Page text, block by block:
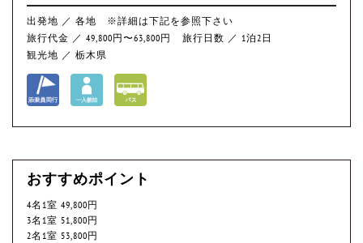
出発地 ／ 各地 ※詳細は下記を参照下さい
旅行代金 ／ 49,800円〜63,800円
旅行日数 ／ 1泊2日
観光地 ／ 栃木県
おすすめポイント
4名1室 49,800円
3名1室 51,800円
2名1室 53,800円